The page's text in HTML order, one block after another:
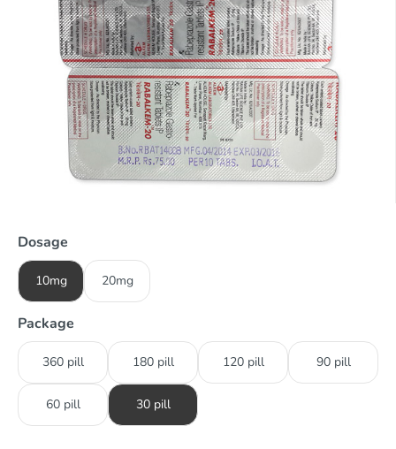
Dosage
10mg 20mg
Package
360 pill 180 pill 120 pill 90 pill
60 pill 30 pill